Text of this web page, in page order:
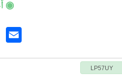
◉
LP57UY